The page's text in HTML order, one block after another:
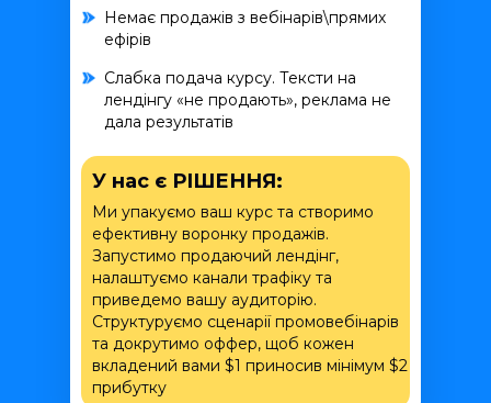
У нас є РІШЕННЯ:
Ми упакуємо ваш курс та створимо
ефективну воронку продажів.
Запустимо продаючий лендінг,
налаштуємо канали трафіку та
приведемо вашу аудиторію.
Структуруємо сценарії промовебінарів
та докрутимо оффер, щоб кожен
вкладений вами $1 приносив мінімум $2
прибутку
Немає продажів з вебінарів\прямих
ефірів
Слабка подача курсу. Тексти на
лендінгу «не продають», реклама не
дала результатів